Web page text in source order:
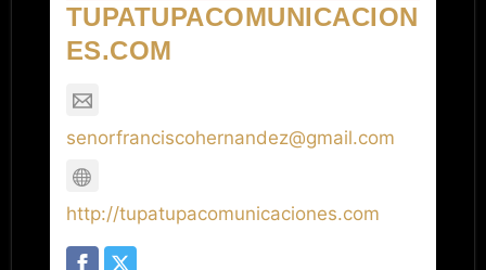
TUPATUPACOMUNICACION
ES.COM
senorfranciscohernandez@gmail.com
http://tupatupacomunicaciones.com